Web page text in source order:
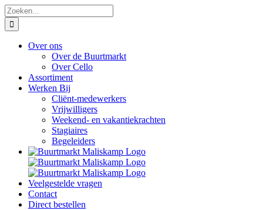
Ga
naar
inhoud
Zoeken
naar:
Over ons
Over de Buurtmarkt
Over Cello
Assortiment
Werken Bij
Cliënt-medewerkers
Vrijwilligers
Weekend- en vakantiekrachten
Stagiaires
Begeleiders
Veelgestelde vragen
Contact
Direct bestellen